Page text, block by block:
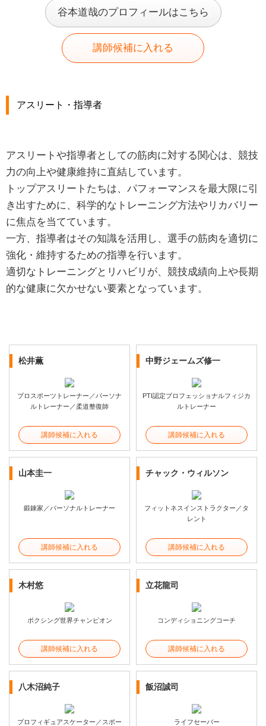
谷本道哉のプロフィールはこちら
講師候補に入れる
アスリート・指導者
アスリートや指導者としての筋肉に対する関心は、競技
力の向上や健康維持に直結しています。
トップアスリートたちは、パフォーマンスを最大限に引
き出すために、科学的なトレーニング方法やリカバリー
に焦点を当てています。
一方、指導者はその知識を活用し、選手の筋肉を適切に
強化・維持するための指導を行います。
適切なトレーニングとリハビリが、競技成績向上や長期
的な健康に欠かせない要素となっています。
松井薫
プロスポーツトレーナー／パーソナ
ルトレーナー／柔道整復師
講師候補に入れる
中野ジェームズ修一
PTI認定プロフェッショナルフィジカ
ルトレーナー
講師候補に入れる
山本圭一
鍛錬家／パーソナルトレーナー
講師候補に入れる
チャック・ウィルソン
フィットネスインストラクター／タ
レント
講師候補に入れる
木村悠
ボクシング世界チャンピオン
講師候補に入れる
立花龍司
コンディショニングコーチ
講師候補に入れる
八木沼純子
プロフィギュアスケーター／スポー
飯沼誠司
ライフセーバー